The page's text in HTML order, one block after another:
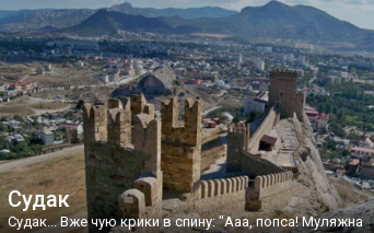
Судак
Судак... Вже чую крики в спину: "Ааа, попса! Муляжна